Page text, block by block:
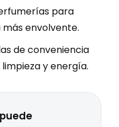
para
envolvente.
de conveniencia
y energía.